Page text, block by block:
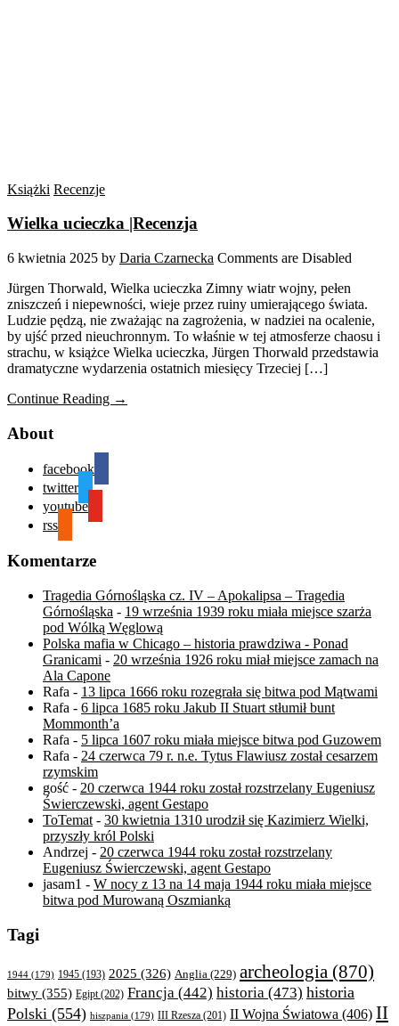
Książki Recenzje
Wielka ucieczka |Recenzja
6 kwietnia 2025 by Daria Czarnecka Comments are Disabled
Jürgen Thorwald, Wielka ucieczka Zimny wiatr wojny, pełen
zniszczeń i niepewności, wieje przez ruiny umierającego świata.
Ludzie pędzą, nie zważając na zagrożenia, w nadziei na ocalenie,
by ujść przed nieuchronnym. To właśnie w tej atmosferze chaosu i
strachu, w książce Wielka ucieczka, Jürgen Thorwald przedstawia
dramatyczne wydarzenia ostatnich miesięcy Trzeciej […]
Continue Reading →
About
facebook
twitter
youtube
rss
Komentarze
Tragedia Górnośląska cz. IV – Apokalipsa – Tragedia
Górnośląska - 19 września 1939 roku miała miejsce szarża
pod Wólką Węglową
Polska mafia w Chicago – historia prawdziwa - Ponad
Granicami - 20 września 1926 roku miał miejsce zamach na
Ala Capone
Rafa - 13 lipca 1666 roku rozegrała się bitwa pod Mątwami
Rafa - 6 lipca 1685 roku Jakub II Stuart stłumił bunt
Mommonth’a
Rafa - 5 lipca 1607 roku miała miejsce bitwa pod Guzowem
Rafa - 24 czerwca 79 r. n.e. Tytus Flawiusz został cesarzem
rzymskim
gość - 20 czerwca 1944 roku został rozstrzelany Eugeniusz
Świerczewski, agent Gestapo
ToTemat - 30 kwietnia 1310 urodził się Kazimierz Wielki,
przyszły król Polski
Andrzej - 20 czerwca 1944 roku został rozstrzelany
Eugeniusz Świerczewski, agent Gestapo
jasam1 - W nocy z 13 na 14 maja 1944 roku miała miejsce
bitwa pod Murowaną Oszmianką
Tagi
1944 (179) 1945 (193) 2025 (326) Anglia (229) archeologia (870)
bitwy (355) Egipt(202) Francja (442) historia (473) historia
Polski (554) hiszpania (179) III Rzesza (201) II Wojna Światowa (406) II